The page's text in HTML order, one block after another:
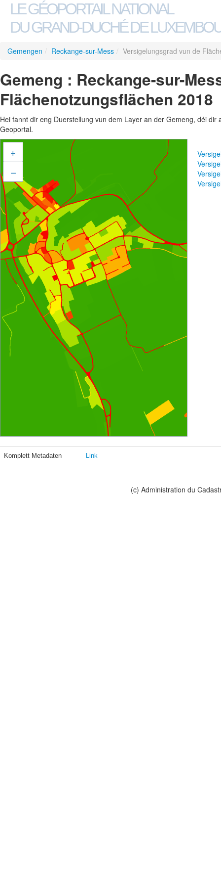
LE GÉOPORTAIL NATIONAL
DU GRAND-DUCHÉ DE
Gemengen / Reckange-sur-Mess / Versigelungsgrad vun de
Gemeng : Reckange-sur-
Flächenotzungsflächen 2018
Hei fannt dir eng Duerstellung vun dem Layer an der Gemeng, déi
Geoportal.
+
–
Komplett Metadaten Link
(c) Administration du